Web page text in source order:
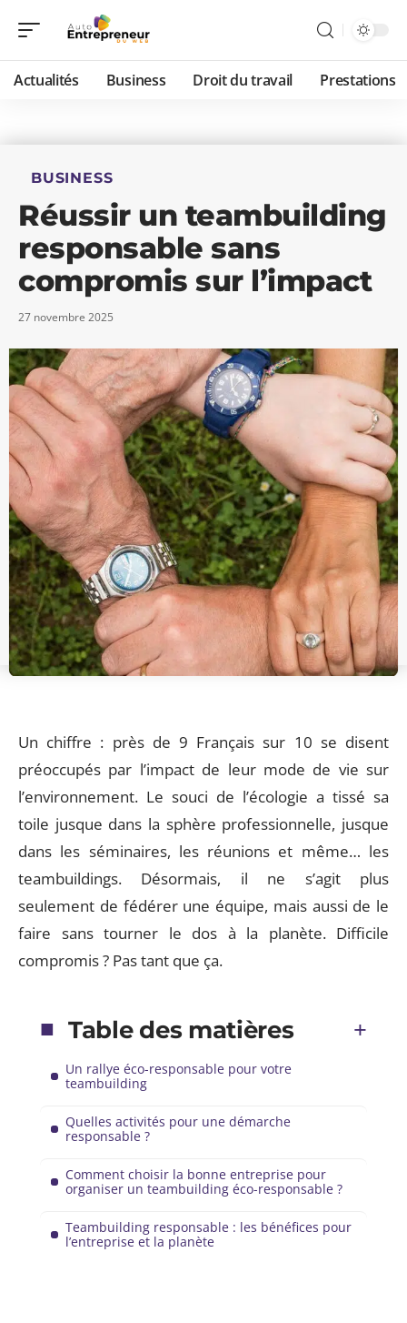
Actualités Business Droit du travail Prestations
BUSINESS
Réussir un teambuilding
responsable sans
compromis sur l’impact
27 novembre 2025
Un chiffre : près de 9 Français sur 10 se disent
préoccupés par l’impact de leur mode de vie sur
l’environnement. Le souci de l’écologie a tissé sa
toile jusque dans la sphère professionnelle, jusque
dans les séminaires, les réunions et même… les
teambuildings. Désormais, il ne s’agit plus
seulement de fédérer une équipe, mais aussi de le
faire sans tourner le dos à la planète. Difficile
compromis ? Pas tant que ça.
Table des matières
Un rallye éco-responsable pour votre
teambuilding
Quelles activités pour une démarche
responsable ?
Comment choisir la bonne entreprise pour
organiser un teambuilding éco-responsable ?
Teambuilding responsable : les bénéfices pour
l’entreprise et la planète